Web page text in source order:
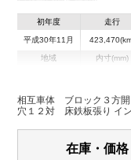
初年度
平成30年11月
走行
地域 内寸(mm)
H:400
パワステ パ
相互車体 ブロック３方
穴１２対 床鉄板張り イ
在庫・価